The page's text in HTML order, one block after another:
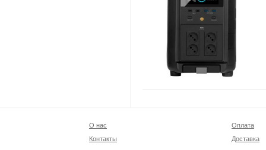
О нас
Контакты
Оплата
Доставка